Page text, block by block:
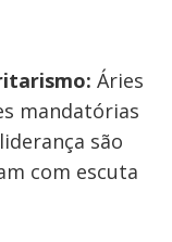
Áries
mandatórias
são
com escuta